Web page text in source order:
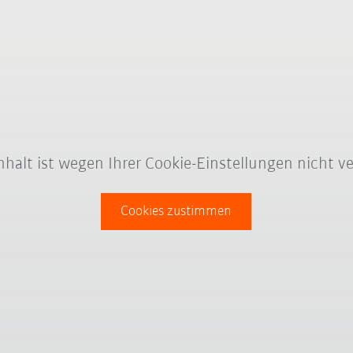
ist wegen Ihrer Cookie-Einstellungen nicht
Cookies zustimmen